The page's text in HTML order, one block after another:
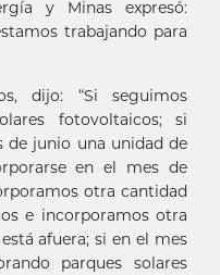
y Minas expresó:
trabajando para
dijo: “Si seguimos
fotovoltaicos; si
de junio una unidad de
en el mes de
otra cantidad
e incorporamos otra
afuera; si en el mes
parques solares